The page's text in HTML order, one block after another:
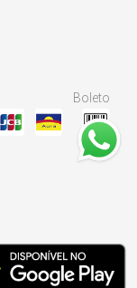
Boleto